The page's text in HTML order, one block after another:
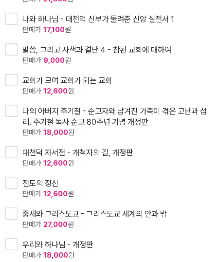
나와 하나님 - 대천덕 신부가 물려준 신앙 실천서 1
판매가 17,100원
말씀, 그리고 사색과 결단 4 - 참된 교회에 대하여
판매가 9,000원
교회가 모여 교회가 되는 교회
판매가 12,600원
나의 아버지 주기철 - 순교자와 남겨진 가족이 겪은 고난과 섭
리, 주기철 목사 순교 80주년 기념 개정판
판매가 18,000원
대천덕 자서전 - 개척자의 길, 개정판
판매가 12,600원
전도의 정신
판매가 12,600원
중세와 그리스도교 - 그리스도교 세계의 안과 밖
판매가 27,000원
우리와 하나님 - 개정판
판매가 18,000원